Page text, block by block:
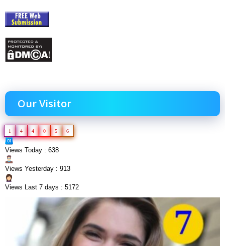
Our Visitor
1 4 4 0 5 6
Views Today : 638
Views Yesterday : 913
Views Last 7 days : 5172